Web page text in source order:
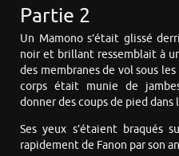
Partie 2
Un Mamono s’était glissé
noir et brillant ressemblait à
des membranes de vol sous
corps était munie de
donner des coups de pied dans
Ses yeux s’étaient braqués
rapidement de Fanon par son